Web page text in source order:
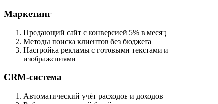
Маркетинг
Продающий сайт с конверсией 5% в месяц
Методы поиска клиентов без бюджета
Настройка рекламы с готовыми текстами и
изображениями
CRM-система
Автоматический учёт расходов и доходов